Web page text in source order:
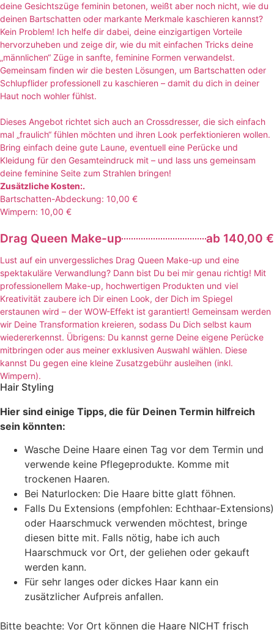
deine Gesichtszüge feminin betonen, weißt aber noch nicht, wie du
deinen Bartschatten oder markante Merkmale kaschieren kannst?
Kein Problem! Ich helfe dir dabei, deine einzigartigen Vorteile
hervorzuheben und zeige dir, wie du mit einfachen Tricks deine
„männlichen“ Züge in sanfte, feminine Formen verwandelst.
Gemeinsam finden wir die besten Lösungen, um Bartschatten oder
Schlupflider professionell zu kaschieren – damit du dich in deiner
Haut noch wohler fühlst.
Dieses Angebot richtet sich auch an Crossdresser, die sich einfach
mal „fraulich“ fühlen möchten und ihren Look perfektionieren wollen.
Bring einfach deine gute Laune, eventuell eine Perücke und
Kleidung für den Gesamteindruck mit – und lass uns gemeinsam
deine feminine Seite zum Strahlen bringen!
Zusätzliche Kosten:.
Bartschatten-Abdeckung: 10,00 €
Wimpern: 10,00 €
Drag Queen Make-up ab 140,00 €
Lust auf ein unvergessliches Drag Queen Make-up und eine
spektakuläre Verwandlung? Dann bist Du bei mir genau richtig! Mit
professionellem Make-up, hochwertigen Produkten und viel
Kreativität zaubere ich Dir einen Look, der Dich im Spiegel
erstaunen wird – der WOW-Effekt ist garantiert! Gemeinsam werden
wir Deine Transformation kreieren, sodass Du Dich selbst kaum
wiedererkennst. Übrigens: Du kannst gerne Deine eigene Perücke
mitbringen oder aus meiner exklusiven Auswahl wählen. Diese
kannst Du gegen eine kleine Zusatzgebühr ausleihen (inkl.
Wimpern).
Hair Styling
Hier sind einige Tipps, die für Deinen Termin hilfreich
sein könnten:
Wasche Deine Haare einen Tag vor dem Termin und
verwende keine Pflegeprodukte. Komme mit
trockenen Haaren.
Bei Naturlocken: Die Haare bitte glatt föhnen.
Falls Du Extensions (empfohlen: Echthaar-Extensions)
oder Haarschmuck verwenden möchtest, bringe
diesen bitte mit. Falls nötig, habe ich auch
Haarschmuck vor Ort, der geliehen oder gekauft
werden kann.
Für sehr langes oder dickes Haar kann ein
zusätzlicher Aufpreis anfallen.
Bitte beachte: Vor Ort können die Haare NICHT frisch